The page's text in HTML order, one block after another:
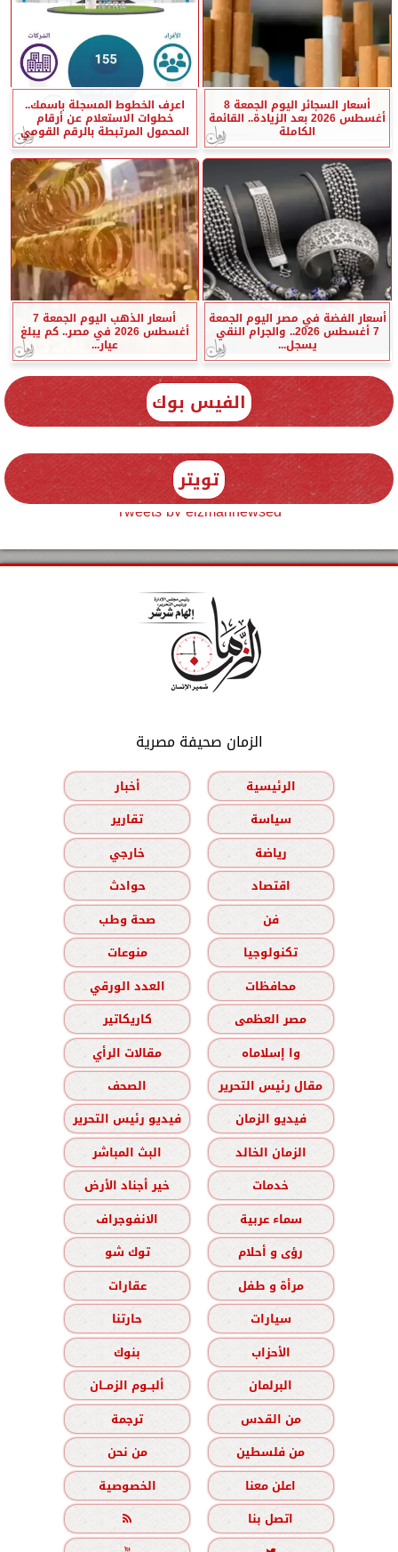
أسعار السجائر اليوم الجمعة 8
أغسطس 2026 بعد الزيادة.. القائمة
الكاملة
اعرف الخطوط المسجلة باسمك..
خطوات الاستعلام عن أرقام
المحمول المرتبطة بالرقم القومي
أسعار الفضة في مصر اليوم الجمعة
7 أغسطس 2026.. والجرام النقي
يسجل...
أسعار الذهب اليوم الجمعة 7
أغسطس 2026 في مصر.. كم يبلغ
عيار...
الفيس بوك
تويتر
Tweets by elzmannewseg
الزمان صحيفة مصرية
الرئيسية
أخبار
سياسة
تقارير
رياضة
خارجي
اقتصاد
حوادث
فن
صحة وطب
تكنولوجيا
منوعات
محافظات
العدد الورقي
مصر العظمى
كاريكاتير
وا إسلاماه
مقالات الرأي
مقال رئيس التحرير
الصحف
فيديو الزمان
فيديو رئيس التحرير
الزمان الخالد
البث المباشر
خدمات
خير أجناد الأرض
سماء عربية
الانفوجراف
رؤى و أحلام
توك شو
مرأة و طفل
عقارات
سيارات
حارتنا
الأحزاب
بنوك
البرلمان
ألبــوم الزمــان
من القدس
ترجمة
من فلسطين
من نحن
اعلن معنا
الخصوصية
اتصل بنا
